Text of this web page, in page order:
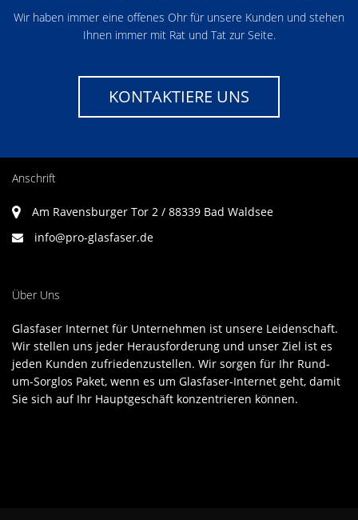
Wir haben immer eine offenes Ohr für unsere Kunden und stehen
Ihnen immer mit Rat und Tat zur Seite.
KONTAKTIERE UNS
Anschrift
Am Ravensburger Tor 2 / 88339 Bad Waldsee
info@pro-glasfaser.de
Über Uns
Glasfaser Internet für Unternehmen ist unsere Leidenschaft.
Wir stellen uns jeder Herausforderung und unser Ziel ist es
jeden Kunden zufriedenzustellen. Wir sorgen für Ihr Rund-
um-Sorglos Paket, wenn es um Glasfaser-Internet geht, damit
Sie sich auf Ihr Hauptgeschäft konzentrieren können.